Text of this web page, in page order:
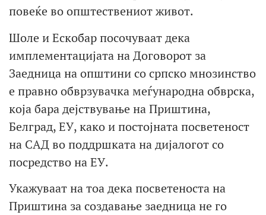
повеќе во општествениот живот.
Шоле и Ескобар посочуваат дека
имплементацијата на Договорот за
Заедница на општини со српско мнозинство
е правно обврзувачка меѓународна обврска,
која бара дејствување на Приштина,
Белград, ЕУ, како и постојната посветеност
на САД во поддршката на дијалогот со
посредство на ЕУ.
Укажуваат на тоа дека посветеноста на
Приштина за создавање заедница не го